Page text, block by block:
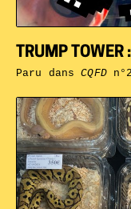
TRUMP TOWER
Paru dansCQFD